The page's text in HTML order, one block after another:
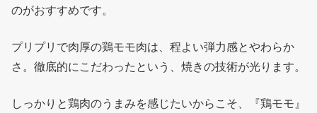
のがおすすめです。
プリプリで肉厚の鶏モモ肉は、程よい弾力感とやわらか
さ。徹底的にこだわったという、焼きの技術が光ります。
しっかりと鶏肉のうまみを感じたいからこそ、『鶏モモ』